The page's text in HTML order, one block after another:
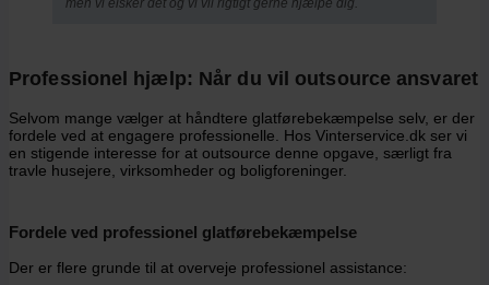
Professionel hjælp: Når du vil outsource ansvaret
Selvom mange vælger at håndtere glatførebekæmpelse selv, er der
fordele ved at engagere professionelle. Hos Vinterservice.dk ser vi
en stigende interesse for at outsource denne opgave, særligt fra
travle husejere, virksomheder og boligforeninger.
Fordele ved professionel glatførebekæmpelse
Der er flere grunde til at overveje professionel assistance: